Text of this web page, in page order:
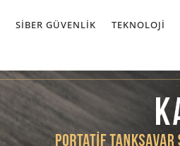
SIBER GÜVENLIK TEKNOLOJI